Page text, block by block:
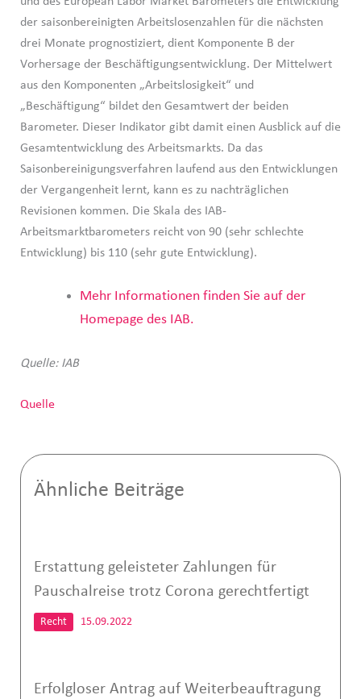
der saisonbereinigten Arbeitslosenzahlen für die nächsten
drei Monate prognostiziert, dient Komponente B der
Vorhersage der Beschäftigungsentwicklung. Der Mittelwert
aus den Komponenten „Arbeitslosigkeit“ und
„Beschäftigung“ bildet den Gesamtwert der beiden
Barometer. Dieser Indikator gibt damit einen Ausblick auf die
Gesamtentwicklung des Arbeitsmarkts. Da das
Saisonbereinigungsverfahren laufend aus den Entwicklungen
der Vergangenheit lernt, kann es zu nachträglichen
Revisionen kommen. Die Skala des IAB-
Arbeitsmarktbarometers reicht von 90 (sehr schlechte
Entwicklung) bis 110 (sehr gute Entwicklung).
Mehr Informationen finden Sie auf der
Homepage des IAB.
Quelle: IAB
Quelle
Ähnliche Beiträge
Erstattung geleisteter Zahlungen für
Pauschalreise trotz Corona gerechtfertigt
Recht 15.09.2022
Erfolgloser Antrag auf Weiterbeauftragung